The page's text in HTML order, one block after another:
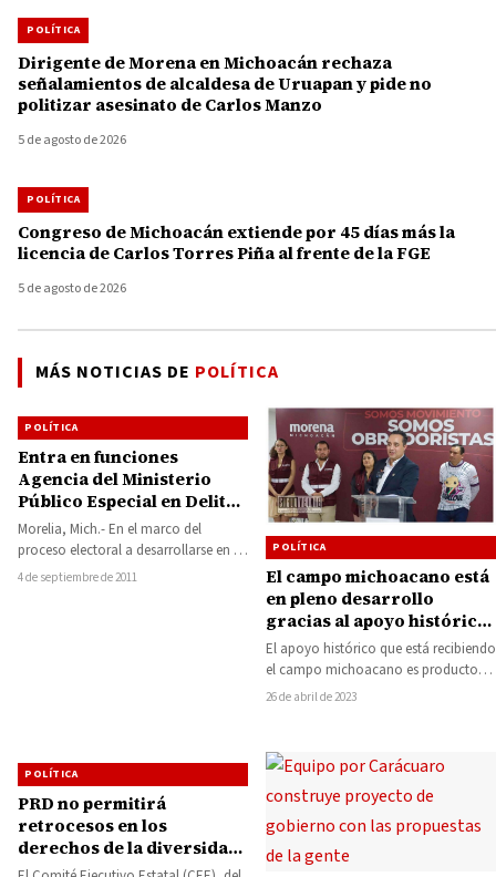
POLÍTICA
Dirigente de Morena en Michoacán rechaza
señalamientos de alcaldesa de Uruapan y pide no
politizar asesinato de Carlos Manzo
5 de agosto de 2026
POLÍTICA
Congreso de Michoacán extiende por 45 días más la
licencia de Carlos Torres Piña al frente de la FGE
5 de agosto de 2026
MÁS NOTICIAS DE POLÍTICA
POLÍTICA
Entra en funciones
Agencia del Ministerio
Público Especial en Delitos
Electorales
Morelia, Mich.- En el marco del
proceso electoral a desarrollarse en la
entidad para renovar al titular del…
4 de septiembre de 2011
POLÍTICA
El campo michoacano está
en pleno desarrollo
gracias al apoyo histórico
de Bedolla: Juan Pablo
Celis
El apoyo histórico que está recibiendo
el campo michoacano es producto
del trabajo y la gestión del
26 de abril de 2023
POLÍTICA
PRD no permitirá
retrocesos en los
derechos de la diversidad
sexual